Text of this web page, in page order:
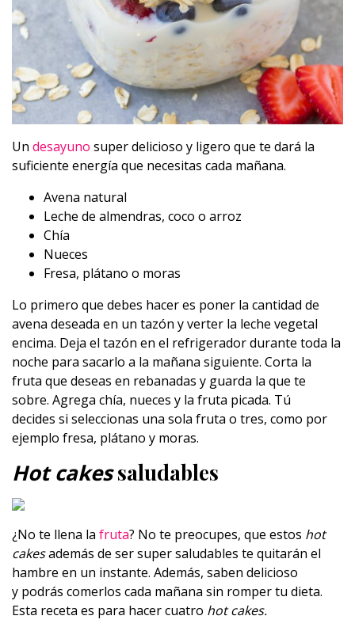
Un desayuno super delicioso y ligero que te dará la
suficiente energía que necesitas cada mañana.
Avena natural
Leche de almendras, coco o arroz
Chía
Nueces
Fresa, plátano o moras
Lo primero que debes hacer es poner la cantidad de
avena deseada en un tazón y verter la leche vegetal
encima. Deja el tazón en el refrigerador durante toda la
noche para sacarlo a la mañana siguiente. Corta la
fruta que deseas en rebanadas y guarda la que te
sobre. Agrega chía, nueces y la fruta picada. Tú
decides si seleccionas una sola fruta o tres, como por
ejemplo fresa, plátano y moras.
Hot cakessaludables
¿No te llena la fruta? No te preocupes, que estos hot
cakesademás de ser super saludables te quitarán el
hambre en un instante. Además, saben delicioso
y podrás comerlos cada mañana sin romper tu dieta.
Esta receta es para hacer cuatro hot cakes.